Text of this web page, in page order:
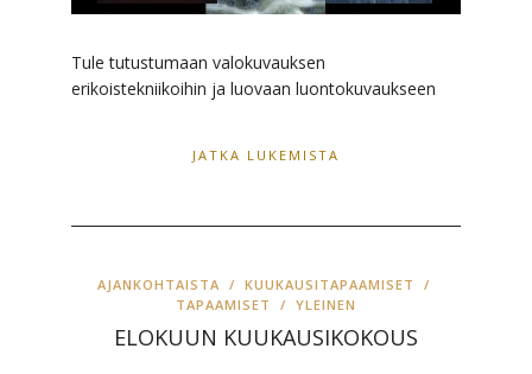
Tule tutustumaan valokuvauksen
erikoistekniikoihin ja luovaan luontokuvaukseen
JATKA LUKEMISTA
AJANKOHTAISTA / KUUKAUSITAPAAMISET
/
TAPAAMISET
/ YLEINEN
ELOKUUN KUUKAUSIKOKOUS